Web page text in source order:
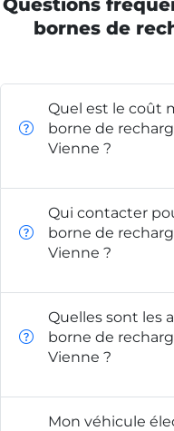
Questions
bornes de
Quel est le coût
borne de
Vienne ?
Qui contacter
borne de
Vienne ?
Quelles sont les
borne de
Vienne ?
Mon véhicule